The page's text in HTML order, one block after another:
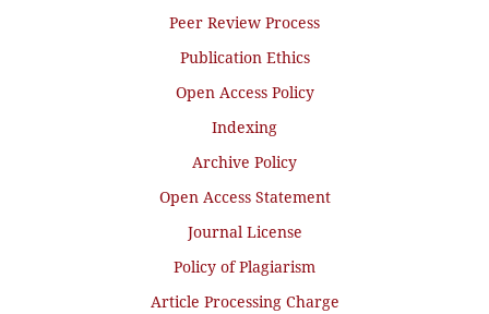
Peer Review Process
Publication Ethics
Open Access Policy
Indexing
Archive Policy
Open Access Statement
Journal License
Policy of Plagiarism
Article Processing Charge